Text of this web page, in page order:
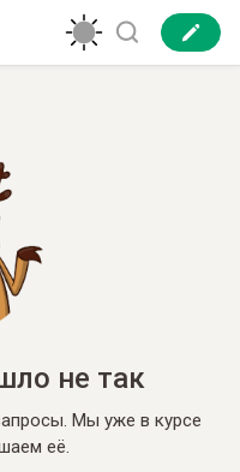
не так
Мы уже в курсе
её.